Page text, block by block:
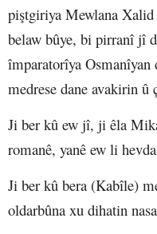
piştgiriya Mewlana
belaw bûye, bi pirranî jî
împaratorîya
medrese dane avakirin û
Ji ber kû ew jî, ji êla
romanê, yanê ew li
Ji ber kû bera (Kabîle)
oldarbûna xu dihatin